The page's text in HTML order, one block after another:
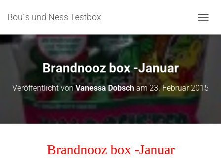
Bou´s und Ness Testbox
Brandnooz box -Januar
Veröffentlicht vonVanessa Dobsch am23. Februar 2015
Brandnooz box -Januar